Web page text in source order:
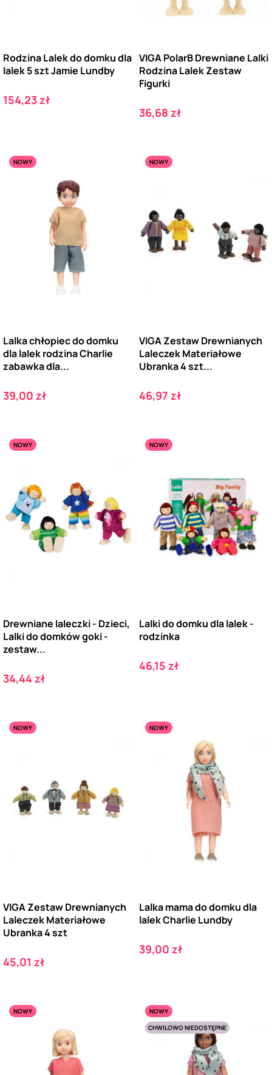
Rodzina Lalek do domku dla
lalek 5 szt Jamie Lundby
Cena
154,23 zł
VIGA PolarB Drewniane Lalki
Rodzina Lalek Zestaw
Figurki
Cena
36,68 zł
NOWY
Lalka chłopiec do domku
dla lalek rodzina Charlie
zabawka dla...
Cena
39,00 zł
NOWY
VIGA Zestaw Drewnianych
Laleczek Materiałowe
Ubranka 4 szt...
Cena
46,97 zł
NOWY
Drewniane laleczki - Dzieci,
Lalki do domków goki -
zestaw...
Cena
34,44 zł
NOWY
Lalki do domku dla lalek -
rodzinka
Cena
46,15 zł
NOWY
VIGA Zestaw Drewnianych
Laleczek Materiałowe
Ubranka 4 szt
Cena
45,01 zł
NOWY
Lalka mama do domku dla
lalek Charlie Lundby
Cena
39,00 zł
NOWY
NOWY
CHWILOWO NIEDOSTĘPNE